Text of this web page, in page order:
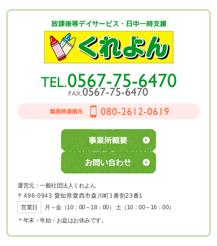
運営元：一般社団法人くれよん
〒496-0943 愛知県愛西市森川町1番割23番1
営業日
月～金（10：00～18：00） 土（10：00～16：00）
＊年末・年始・お盆はお休みです。